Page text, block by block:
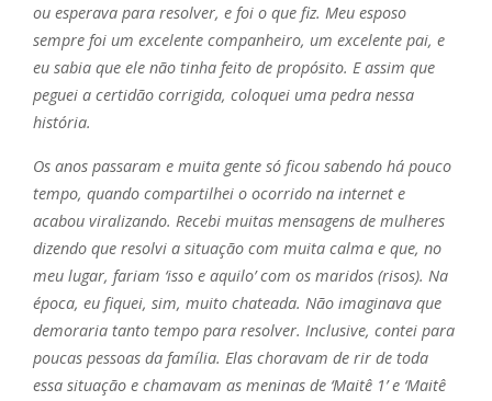
ou esperava para resolver, e foi o que fiz. Meu esposo
sempre foi um excelente companheiro, um excelente pai, e
eu sabia que ele não tinha feito de propósito. E assim que
peguei a certidão corrigida, coloquei uma pedra nessa
história.
Os anos passaram e muita gente só ficou sabendo há pouco
tempo, quando compartilhei o ocorrido na internet e
acabou viralizando. Recebi muitas mensagens de mulheres
dizendo que resolvi a situação com muita calma e que, no
meu lugar, fariam ‘isso e aquilo’ com os maridos (risos). Na
época, eu fiquei, sim, muito chateada. Não imaginava que
demoraria tanto tempo para resolver. Inclusive, contei para
poucas pessoas da família. Elas choravam de rir de toda
essa situação e chamavam as meninas de ‘Maitê 1’ e ‘Maitê